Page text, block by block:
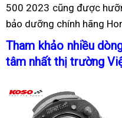
500 2023 bảo
dưỡng
cũng được giá
rẻ
kinh
rebel
bảo dưỡng giá
mềm
cho
Rebel
2023
chính hãng
Tham khảolắp
đặt
nhiều
tâm nhất thị trường